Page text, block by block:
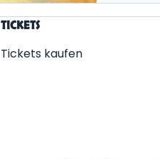
TICKETS
Tickets kaufen